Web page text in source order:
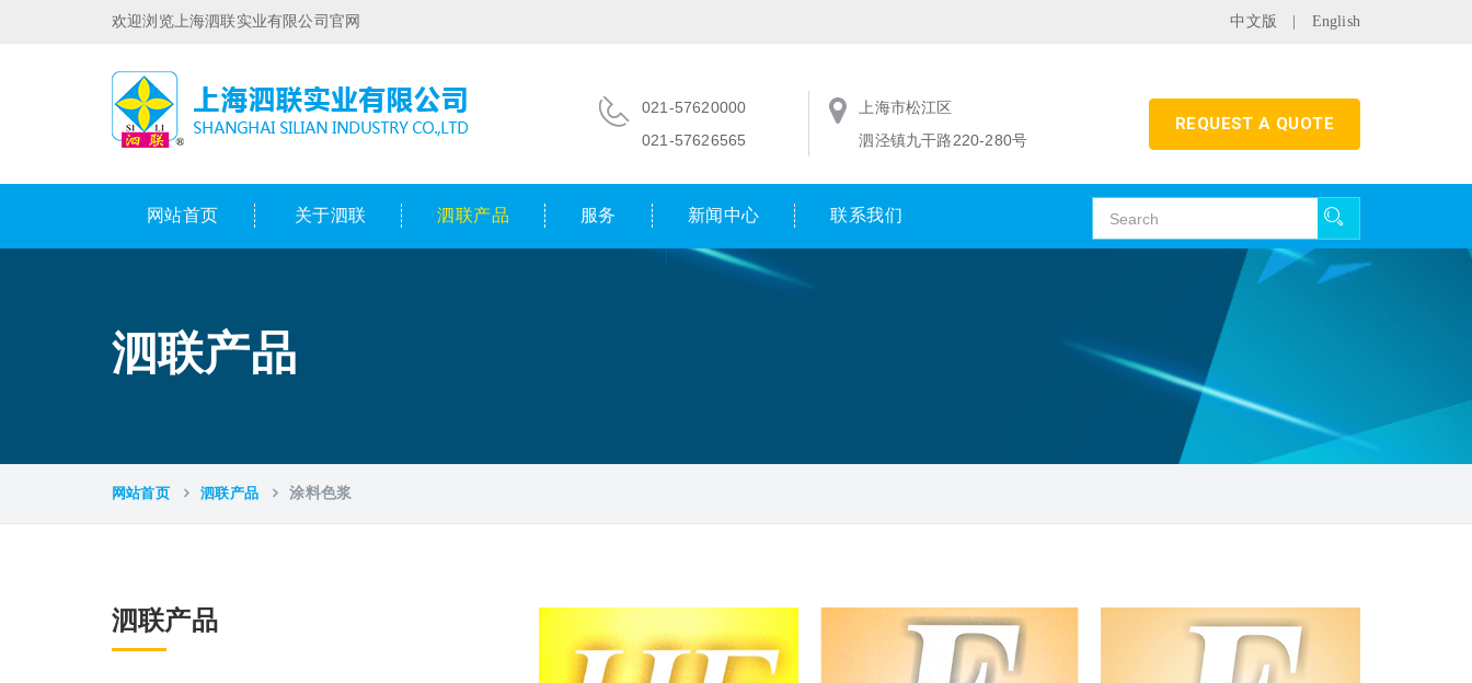
欢迎浏览上海泗联实业有限公司官网 中文版 English
上海市松江区
泗泾镇九干路220-280号
021-57620000
021-57626565
REQUEST A QUOTE
网站首页 关于泗联 泗联产品 服务 新闻中心 联系我们
泗联产品
网站首页 泗联产品 涂料色浆
泗联产品